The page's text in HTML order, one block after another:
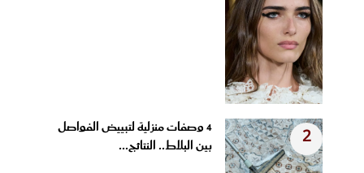
2
4 وصفات منزلية لتبييض الفواصل
بين البلاط.. النتائج...